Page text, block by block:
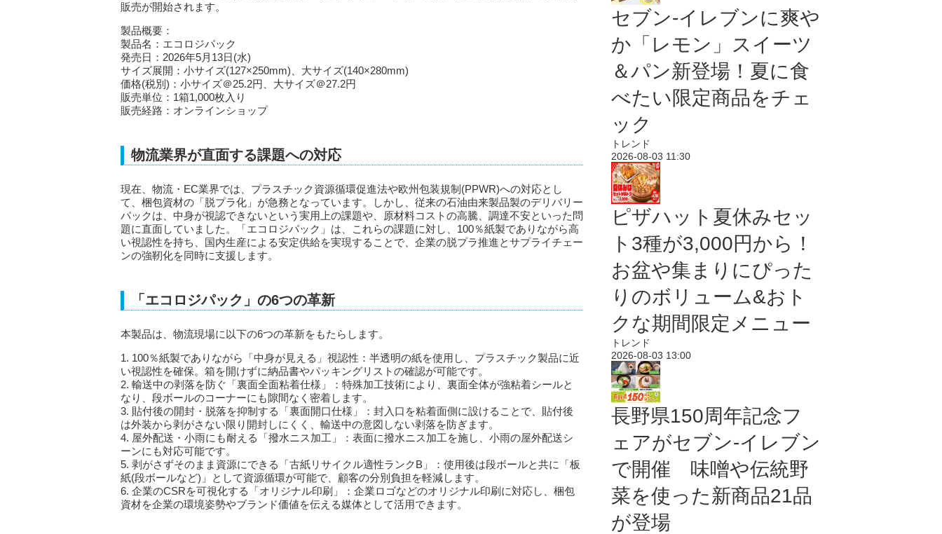
販売が開始されます。
製品概要：
製品名：エコロジパック
発売日：2026年5月13日(水)
サイズ展開：小サイズ(127×250mm)、大サイズ(140×280mm)
価格(税別)：小サイズ＠25.2円、大サイズ＠27.2円
販売単位：1箱1,000枚入り
販売経路：オンラインショップ
物流業界が直面する課題への対応
現在、物流・EC業界では、プラスチック資源循環促進法や欧州包装規制(PPWR)への対応とし
て、梱包資材の「脱プラ化」が急務となっています。しかし、従来の石油由来製品製のデリバリー
パックは、中身が視認できないという実用上の課題や、原材料コストの高騰、調達不安といった問
題に直面していました。「エコロジパック」は、これらの課題に対し、100％紙製でありながら高
い視認性を持ち、国内生産による安定供給を実現することで、企業の脱プラ推進とサプライチェー
ンの強靭化を同時に支援します。
「エコロジパック」の6つの革新
本製品は、物流現場に以下の6つの革新をもたらします。
1. 100％紙製でありながら「中身が見える」視認性：半透明の紙を使用し、プラスチック製品に近
い視認性を確保。箱を開けずに納品書やパッキングリストの確認が可能です。
2. 輸送中の剥落を防ぐ「裏面全面粘着仕様」：特殊加工技術により、裏面全体が強粘着シールと
なり、段ボールのコーナーにも隙間なく密着します。
3. 貼付後の開封・脱落を抑制する「裏面開口仕様」：封入口を粘着面側に設けることで、貼付後
は外装から剥がさない限り開封しにくく、輸送中の意図しない剥落を防ぎます。
4. 屋外配送・小雨にも耐える「撥水ニス加工」：表面に撥水ニス加工を施し、小雨の屋外配送シ
ーンにも対応可能です。
5. 剥がさずそのまま資源にできる「古紙リサイクル適性ランクB」：使用後は段ボールと共に「板
紙(段ボールなど)」として資源循環が可能で、顧客の分別負担を軽減します。
6. 企業のCSRを可視化する「オリジナル印刷」：企業ロゴなどのオリジナル印刷に対応し、梱包
資材を企業の環境姿勢やブランド価値を伝える媒体として活用できます。
セブン‐イレブンに爽や
か「レモン」スイーツ
＆パン新登場！夏に食
べたい限定商品をチェ
ック
トレンド
2026-08-03 11:30
ピザハット夏休みセッ
ト3種が3,000円から！
お盆や集まりにぴった
りのボリューム&おト
クな期間限定メニュー
トレンド
2026-08-03 13:00
長野県150周年記念フ
ェアがセブン-イレブン
で開催 味噌や伝統野
菜を使った新商品21品
が登場